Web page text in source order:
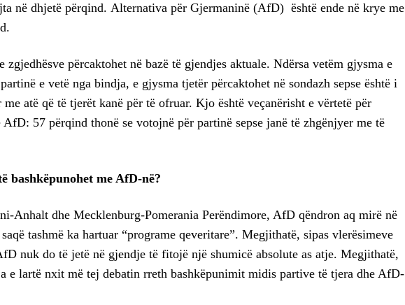
në dhjetë përqind. Alternativa për Gjermaninë (AfD) është ende në krye me
zgjedhësve përcaktohet në bazë të gjendjes aktuale. Ndërsa vetëm gjysma e
e vetë nga bindja, e gjysma tjetër përcaktohet në sondazh sepse është i
me atë që të tjerët kanë për të ofruar. Kjo është veçanërisht e vërtetë për
AfD: 57 përqind thonë se votojnë për partinë sepse janë të zhgënjyer me të
bashkëpunohet me AfD-në?
Anhalt dhe Mecklenburg-Pomerania Perëndimore, AfD qëndron aq mirë në
saqë tashmë ka hartuar “programe qeveritare”. Megjithatë, sipas vlerësimeve
nuk do të jetë në gjendje të fitojë një shumicë absolute as atje. Megjithatë,
e lartë nxit më tej debatin rreth bashkëpunimit midis partive të tjera dhe AfD-